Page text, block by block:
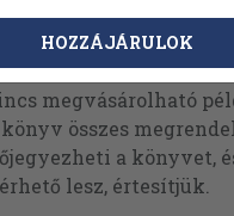
Megvásárolható
megvásárolható
összes
a könyvet,
lesz, értesítjük.
HOZZÁJÁRULOK